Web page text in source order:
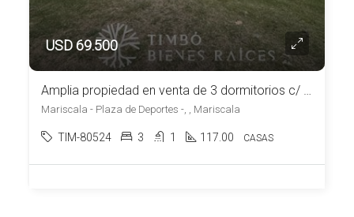
USD 69.500
Amplia propiedad en venta de 3 dormitorios c/ cochera en Mariscala
Mariscala - Plaza de Deportes -, , Mariscala
TIM-80524 3 1 117.00 CASAS